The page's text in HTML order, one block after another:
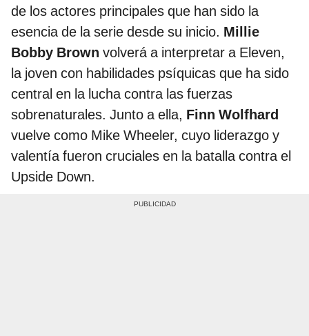
de los actores principales que han sido la
esencia de la serie desde su inicio. Millie
Bobby Brown volverá a interpretar a Eleven,
la joven con habilidades psíquicas que ha sido
central en la lucha contra las fuerzas
sobrenaturales. Junto a ella, Finn Wolfhard
vuelve como Mike Wheeler, cuyo liderazgo y
valentía fueron cruciales en la batalla contra el
Upside Down.